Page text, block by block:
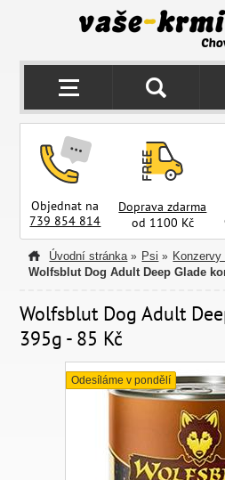
Objednat na
739 854 814
Doprava zdarma
od 1100 Kč
Úvodní stránka » Psi »
Wolfsblut Dog Adult Deep Glade
Wolfsblut Dog Adult
395g - 85 Kč
Odesíláme v pondělí